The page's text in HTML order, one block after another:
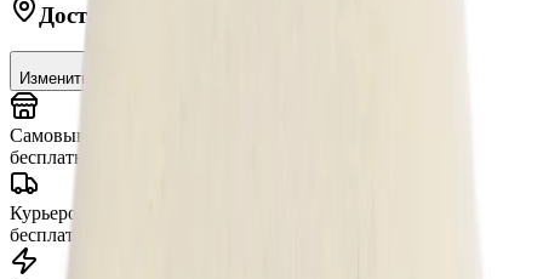
Доставка в
Изменить
Самовывоз (шоу-рум)
бесплатно
Курьером по Москве
бесплатно